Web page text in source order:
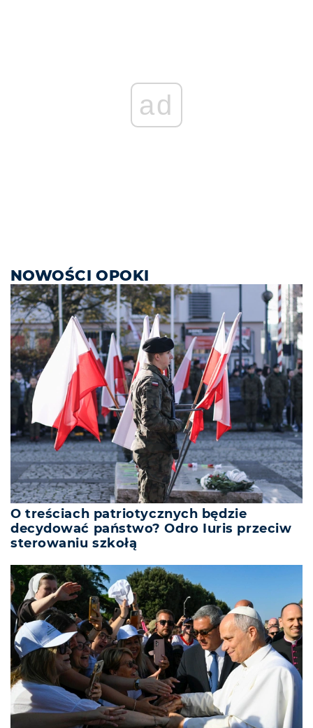
ad
NOWOŚCI OPOKI
O treściach patriotycznych będzie
decydować państwo? Odro Iuris przeciw
sterowaniu szkołą